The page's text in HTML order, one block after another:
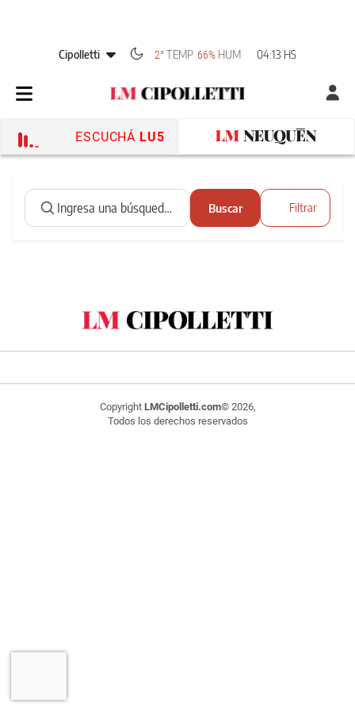
Cipolletti 2°TEMP 66% HUM 04:13 HS
ESCUCHÁ LU5
Buscar Filtrar
Copyright LMCipolletti.com© 2026,
Todos los derechos reservados